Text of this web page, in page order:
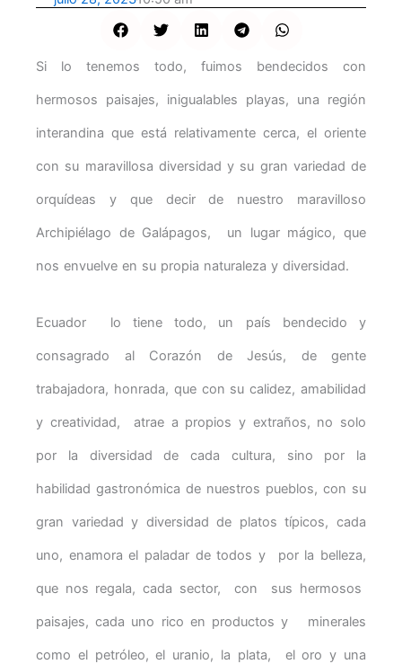
Si lo tenemos todo, fuimos bendecidos con
hermosos paisajes, inigualables playas, una región
interandina que está relativamente cerca, el oriente
con su maravillosa diversidad y su gran variedad de
orquídeas y que decir de nuestro maravilloso
Archipiélago de Galápagos, un lugar mágico, que
nos envuelve en su propia naturaleza y diversidad.
Ecuador lo tiene todo, un país bendecido y
consagrado al Corazón de Jesús, de gente
trabajadora, honrada, que con su calidez, amabilidad
y creatividad, atrae a propios y extraños, no solo
por la diversidad de cada cultura, sino por la
habilidad gastronómica de nuestros pueblos, con su
gran variedad y diversidad de platos típicos, cada
uno, enamora el paladar de todos y por la belleza,
que nos regala, cada sector, con sus hermosos
paisajes, cada uno rico en productos y minerales
como el petróleo, el uranio, la plata, el oro y una